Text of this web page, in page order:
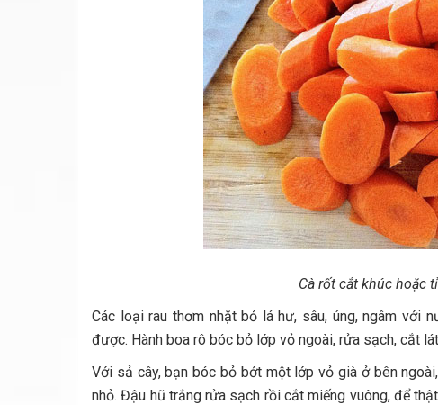
Cà rốt cắt khúc hoặc
Các loại rau thơm nhặt bỏ lá hư, sâu, úng, ngâm với
được. Hành boa rô bóc bỏ lớp vỏ ngoài, rửa sạch, cắt
Với sả cây, bạn bóc bỏ bớt một lớp vỏ già ở bên
nhỏ. Đậu hũ trắng rửa sạch rồi cắt miếng vuông, để